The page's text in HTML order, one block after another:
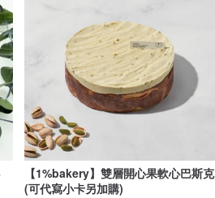
【1%bakery】雙層開心果軟心巴斯克
(可代寫小卡另加購)